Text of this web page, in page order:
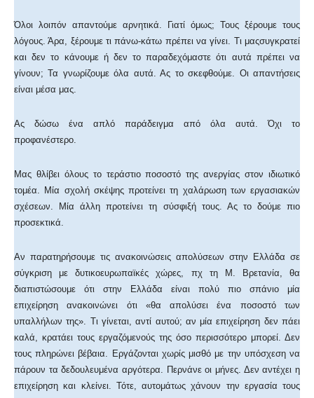
Όλοι λοιπόν απαντούμε αρνητικά. Γιατί όμως; Τους ξέρουμε τους
λόγους. Άρα, ξέρουμε τι πάνω-κάτω πρέπει να γίνει. Τι μαςσυγκρατεί
και δεν το κάνουμε ή δεν το παραδεχόμαστε ότι αυτά πρέπει να
γίνουν; Τα γνωρίζουμε όλα αυτά. Ας το σκεφθούμε. Οι απαντήσεις
είναι μέσα μας.
Ας δώσω ένα απλό παράδειγμα από όλα αυτά. Όχι το
προφανέστερο.
Μας θλίβει όλους το τεράστιο ποσοστό της ανεργίας στον ιδιωτικό
τομέα. Μία σχολή σκέψης προτείνει τη χαλάρωση των εργασιακών
σχέσεων. Μία άλλη προτείνει τη σύσφιξή τους. Ας το δούμε πιο
προσεκτικά.
Αν παρατηρήσουμε τις ανακοινώσεις απολύσεων στην Ελλάδα σε
σύγκριση με δυτικοευρωπαϊκές χώρες, πχ τη Μ. Βρετανία, θα
διαπιστώσουμε ότι στην Ελλάδα είναι πολύ πιο σπάνιο μία
επιχείρηση ανακοινώνει ότι «θα απολύσει ένα ποσοστό των
υπαλλήλων της». Τι γίνεται, αντί αυτού; αν μία επιχείρηση δεν πάει
καλά, κρατάει τους εργαζόμενούς της όσο περισσότερο μπορεί. Δεν
τους πληρώνει βέβαια. Εργάζονται χωρίς μισθό με την υπόσχεση να
πάρουν τα δεδουλευμένα αργότερα. Περνάνε οι μήνες. Δεν αντέχει η
επιχείρηση και κλείνει. Τότε, αυτομάτως χάνουν την εργασία τους